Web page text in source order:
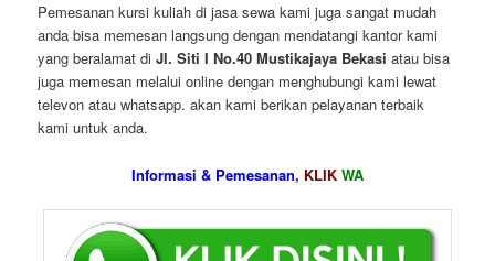
Pemesanan kursi kuliah di jasa sewa kami juga sangat mudah
anda bisa memesan langsung dengan mendatangi kantor kami
yang beralamat di Jl. Siti I No.40 Mustikajaya Bekasi atau bisa
juga memesan melalui online dengan menghubungi kami lewat
televon atau whatsapp. akan kami berikan pelayanan terbaik
kami untuk anda.
Informasi & Pemesanan, KLIK WA